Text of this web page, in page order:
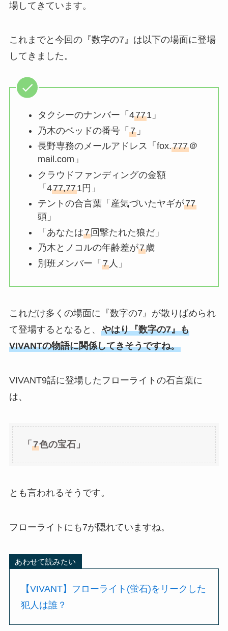
場してきています。
これまでと今回の『数字の7』は以下の場面に登場
してきました。
タクシーのナンバー「4771」
乃木のベッドの番号「 7」
長野専務のメールアドレス「fox.777＠
mail.com」
クラウドファンディングの金額
「477,771円」
テントの合言葉「産気づいたヤギが77
頭」
「あなたは7回撃たれた狼だ」
乃木とノコルの年齢差が7歳
別班メンバー「 7人」
これだけ多くの場面に『数字の7』が散りばめられ
て登場するとなると、 やはり『数字の7』も
VIVANTの物語に関係してきそうですね。
VIVANT9話に登場したフローライトの石言葉に
は、
「 7色の宝石」
とも言われるそうです。
フローライトにも7が隠れていますね。
あわせて読みたい
【VIVANT】フローライト(蛍石)をリークした
犯人は誰？